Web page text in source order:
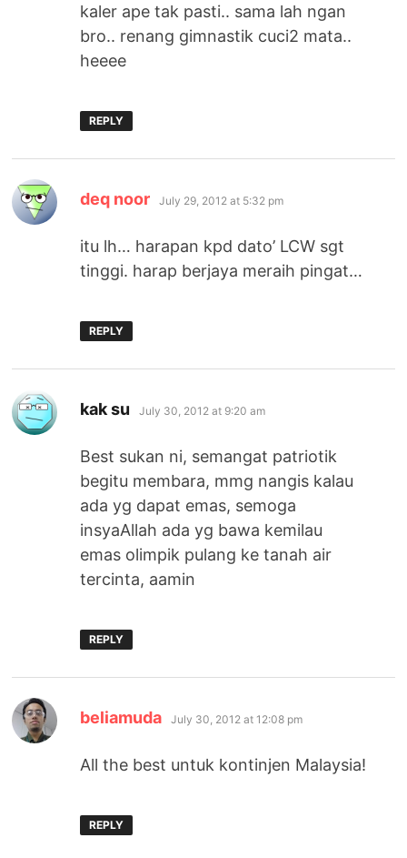
kaler ape tak pasti.. sama lah ngan
bro.. renang gimnastik cuci2 mata..
heeee
REPLY
deq noor says:
July 29, 2012 at 5:32 pm
itu lh… harapan kpd dato’ LCW sgt
tinggi. harap berjaya meraih pingat…
REPLY
kak su says:
July 30, 2012 at 9:20 am
Best sukan ni, semangat patriotik
begitu membara, mmg nangis kalau
ada yg dapat emas, semoga
insyaAllah ada yg bawa kemilau
emas olimpik pulang ke tanah air
tercinta, aamin
REPLY
beliamuda says:
July 30, 2012 at 12:08 pm
All the best untuk kontinjen Malaysia!
REPLY